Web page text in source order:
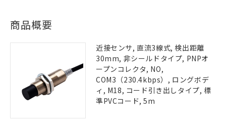
商品概要
近接センサ, 直流3線式, 検出距離
30mm, 非シールドタイプ, PNPオ
ープンコレクタ, NO,
COM3（230.4kbps）, ロングボデ
ィ, M18, コード引き出しタイプ, 標
準PVCコード, 5m